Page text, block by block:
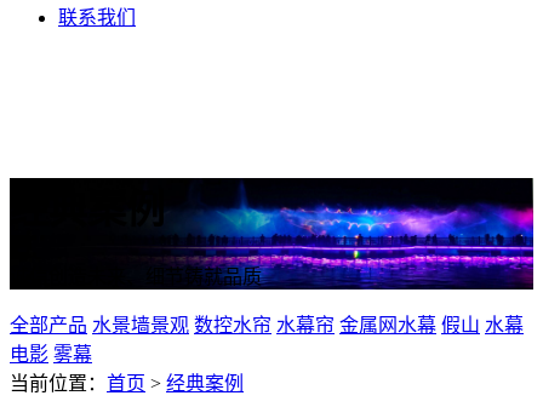
联系我们
经典案例
诚信创造未来、细节铸就品质
全部产品 水景墙景观 数控水帘 水幕帘 金属网水幕 假山 水幕
电影 雾幕
当前位置： 首页 > 经典案例